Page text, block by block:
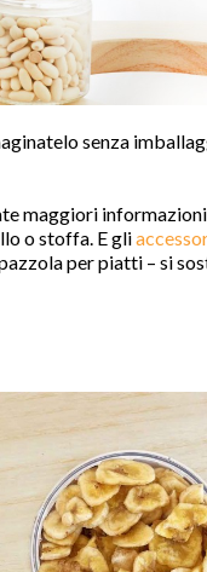
atelo senza
maggiori
o stoffa. E gli
per piatti – si